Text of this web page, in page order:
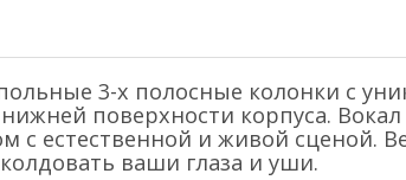
3-х полосные колонки с
поверхности корпуса.
с естественной и живой сценой.
ваши глаза и уши.